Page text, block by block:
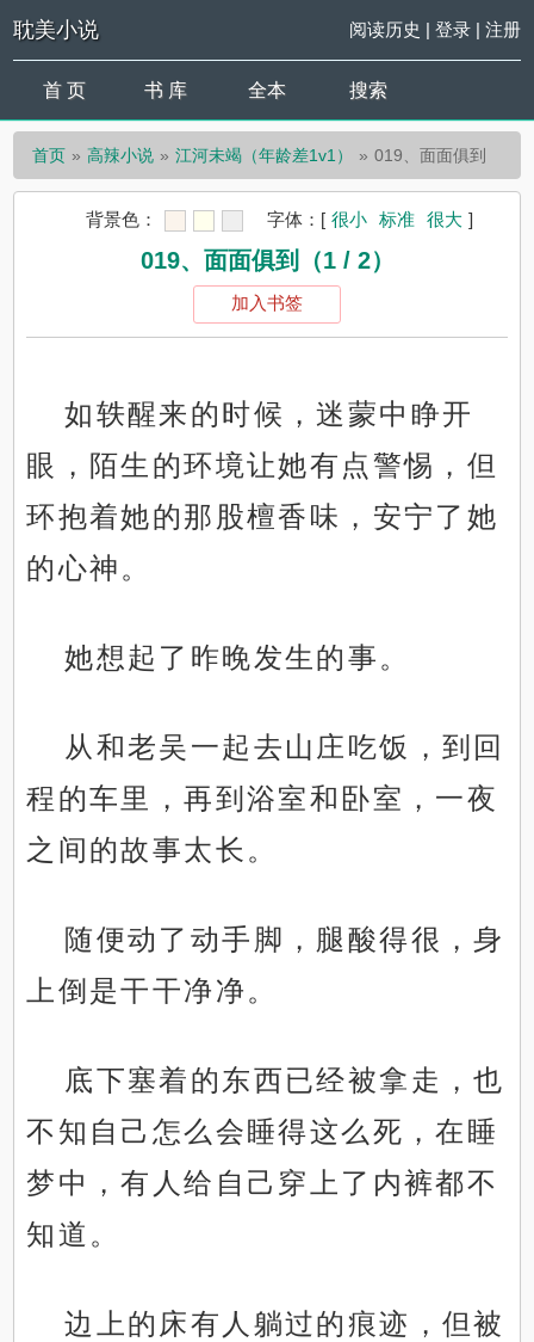
耽美小说 阅读历史 | 登录| 注册
首 页 书 库 全本 搜索
首页 高辣小说 江河未竭（年龄差1v1） 019、面面俱到
背景色： 字体： [ 很小 标准 很大 ]
019、面面俱到（1 / 2）
加入书签
如轶醒来的时候，迷蒙中睁开
眼，陌生的环境让她有点警惕，但
环抱着她的那股檀香味，安宁了她
的心神。
她想起了昨晚发生的事。
从和老吴一起去山庄吃饭，到回
程的车里，再到浴室和卧室，一夜
之间的故事太长。
随便动了动手脚，腿酸得很，身
上倒是干干净净。
底下塞着的东西已经被拿走，也
不知自己怎么会睡得这么死，在睡
梦中，有人给自己穿上了内裤都不
知道。
边上的床有人躺过的痕迹，但被